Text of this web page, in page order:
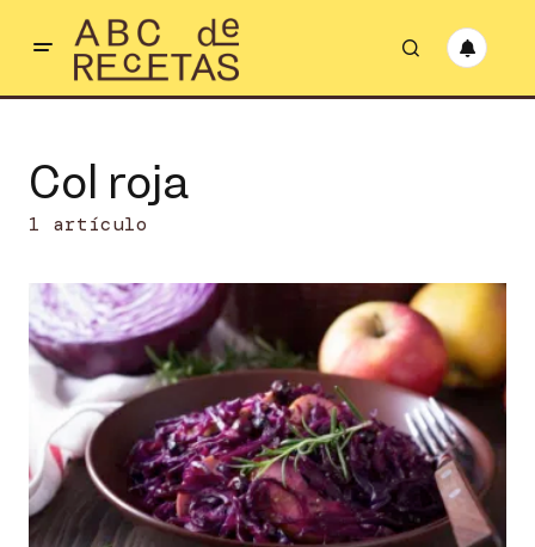
Col roja
1 artículo